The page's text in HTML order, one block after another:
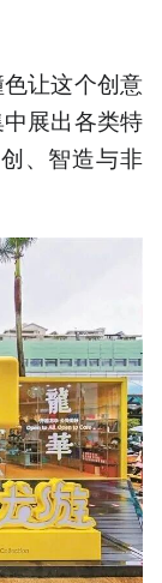
让这个创意
展出各类特
、智造与非